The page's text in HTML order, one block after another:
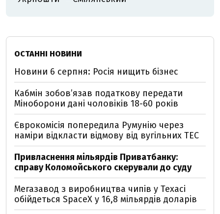
ОСТАННІ НОВИНИ
Новини 6 серпня: Росія нищить бізнес
Кабмін зобовʼязав податкову передати
Міноборони дані чоловіків 18-60 років
Єврокомісія попередила Румунію через
наміри відкласти відмову від вугільних ТЕС
Привласнення мільярдів Приватбанку:
справу Коломойського скерували до суду
Мегазавод з виробництва чипів у Техасі
обійдеться SpaceX у 16,8 мільярдів доларів